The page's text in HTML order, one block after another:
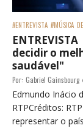
#ENTREVISTA #MÚSICA
decidir o
saudável"
Por: Gabriel Gainsbourg
Edmundo Inácio
RTPCréditos:
representar o